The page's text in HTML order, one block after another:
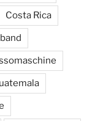
Costa Rica